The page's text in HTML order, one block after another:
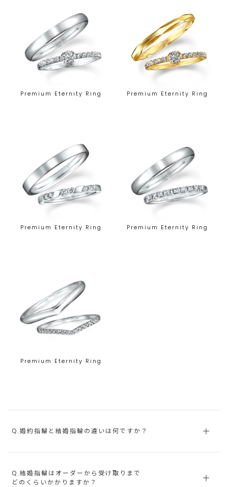
Premium Eternity Ring Premium Eternity Ring
Premium Eternity Ring Premium Eternity Ring
Premium Eternity Ring
Q.婚約指輪と結婚指輪の違いは何ですか？
Q.結婚指輪はオーダーから受け取りまで
どのくらいかかりますか？